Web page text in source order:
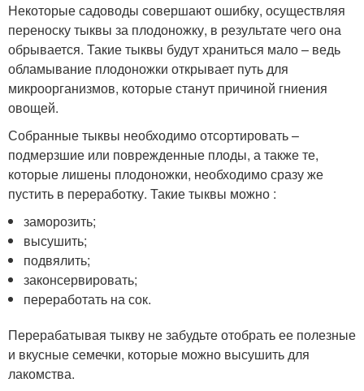
Некоторые садоводы совершают ошибку, осуществляя
переноску тыквы за плодоножку, в результате чего она
обрывается. Такие тыквы будут храниться мало – ведь
обламывание плодоножки открывает путь для
микроорганизмов, которые станут причиной гниения
овощей.
Собранные тыквы необходимо отсортировать –
подмерзшие или поврежденные плоды, а также те,
которые лишены плодоножки, необходимо сразу же
пустить в переработку. Такие тыквы можно :
заморозить;
высушить;
подвялить;
законсервировать;
переработать на сок.
Перерабатывая тыкву не забудьте отобрать ее полезные
и вкусные семечки, которые можно высушить для
лакомства.